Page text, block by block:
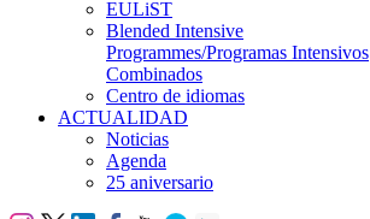
EULiST
Blended Intensive
Programmes/Programas Intensivos
Combinados
Centro de idiomas
ACTUALIDAD
Noticias
Agenda
25 aniversario